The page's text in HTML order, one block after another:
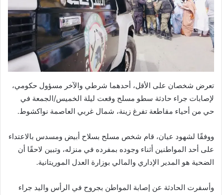
تعرض شخصان على الأقل، أحدهما شرطي والآخر مسؤول حكومي،
لإصابات جراء حادثة سطو مسلح وقعت ليلة الخميس/الجمعة في
حي من أحياء مقاطعة تفرغ زينة، شمال غربي العاصمة نواكشوط.
ووفقًا لشهود عيان، قام شخص مسلح بسلاح أبيض ومسدس بالاعتداء
على أحد المواطنين أثناء وجوده بمفرده في منزله، وتبين لاحقًا أن
الضحية هو المدير الإداري والمالي بوزارة العدل الموريتانية.
وأسفرت الحادثة عن إصابة المواطن بجروح في الرأس واليد جراء